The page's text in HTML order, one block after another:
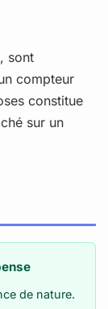
sont
compteur
constitue
sur un
de nature.